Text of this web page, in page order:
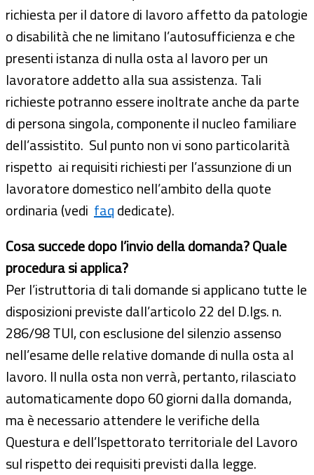
richiesta per il datore di lavoro affetto da patologie
o disabilità che ne limitano l’autosufficienza e che
presenti istanza di nulla osta al lavoro per un
lavoratore addetto alla sua assistenza. Tali
richieste potranno essere inoltrate anche da parte
di persona singola, componente il nucleo familiare
dell’assistito. Sul punto non vi sono particolarità
rispetto ai requisiti richiesti per l’assunzione di un
lavoratore domestico nell’ambito della quote
ordinaria (vedi faqdedicate).
Cosa succede dopo l’invio della domanda? Quale
procedura si applica?
Per l’istruttoria di tali domande si applicano tutte le
disposizioni previste dall’articolo 22 del D.lgs. n.
286/98 TUI, con esclusione del silenzio assenso
nell’esame delle relative domande di nulla osta al
lavoro. Il nulla osta non verrà, pertanto, rilasciato
automaticamente dopo 60 giorni dalla domanda,
ma è necessario attendere le verifiche della
Questura e dell’Ispettorato territoriale del Lavoro
sul rispetto dei requisiti previsti dalla legge.